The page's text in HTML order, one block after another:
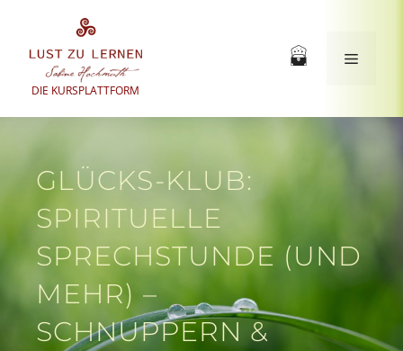
springen
DIE KURSPLATTFORM
Menü
GLÜCKS-KLUB:
SPIRITUELLE
SPRECHSTUNDE (UND
MEHR) –
SCHNUPPERN &